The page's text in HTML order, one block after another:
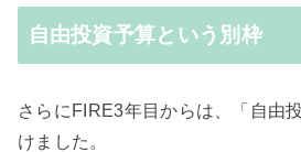
自由投資予算という別枠
さらにFIRE3年目からは、「自由
けました。